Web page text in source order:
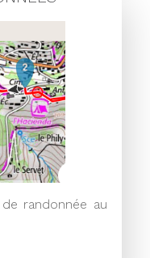
randonnée au